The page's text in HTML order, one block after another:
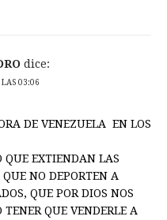
dice:
LAS 03:06
DE VENEZUELA EN LOS
QUE EXTIENDAN LAS
NO DEPORTEN A
QUE POR DIOS NOS
QUE VENDERLE A